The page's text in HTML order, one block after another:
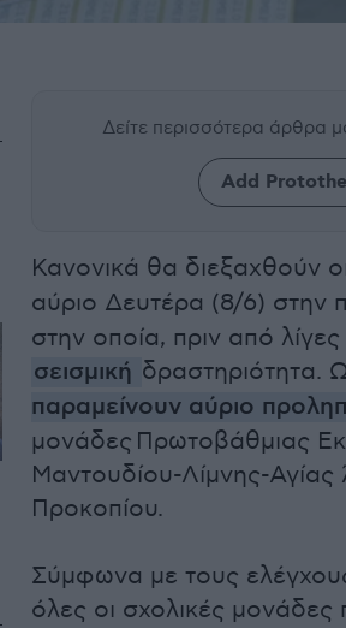
Δείτε περισσότερα άρθρα
Add
Κανονικά θα διεξαχθούν
αύριο Δευτέρα (8/6) στην
στην οποία, πριν από
σεισμική δραστηριότητα.
παραμείνουν αύριο
μονάδες Πρωτοβάθμιας
Μαντουδίου-Λίμνης-
Προκοπίου.
Σύμφωνα με τους
όλες οι σχολικές